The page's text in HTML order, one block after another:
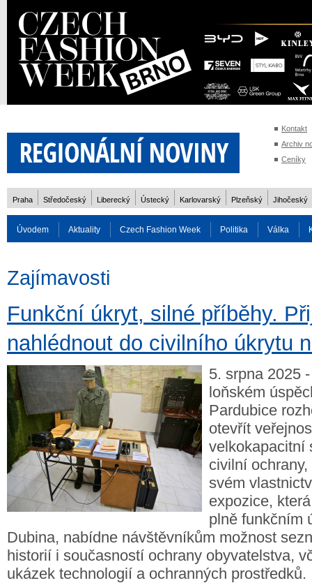
Kontakt
Archiv
Ceníky
Praha Středočeský Liberecký Ústecký Karlovarský Plzeňský Jihočeský
Úvodem Aktuality Czech Fashion Week Politika Válka
Zajímavosti
Funkční úkryt, silné příběhy.
nahlédnout do civilního úkrytu
5. srpna 2025
loňském
Pardubice
otevřít
velkokapacitní
civilní
svém
expozice,
plně funkčním
Dubina, nabídne návštěvníkům možnost
historií i současností ochrany obyvatelstva,
ukázek technologií a ochranných prostředků.